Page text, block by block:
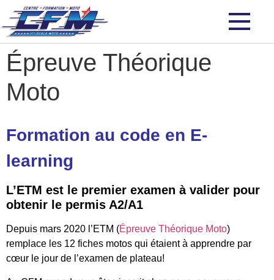
Épreuve Théorique
Moto
Formation au code en E-
learning
L’ETM est le premier examen à valider pour
obtenir le permis A2/A1
Depuis mars 2020 l’ETM (Épreuve Théorique Moto)
remplace les 12 fiches motos qui étaient à apprendre par
cœur le jour de l’examen de plateau!